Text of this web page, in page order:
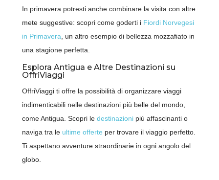
In primavera potresti anche combinare la visita con altre
mete suggestive: scopri come goderti i Fiordi Norvegesi
in Primavera, un altro esempio di bellezza mozzafiato in
una stagione perfetta.
Esplora Antigua e Altre Destinazioni su
OffriViaggi
OffriViaggi ti offre la possibilità di organizzare viaggi
indimenticabili nelle destinazioni più belle del mondo,
come Antigua. Scopri le destinazionipiù affascinanti o
naviga tra le ultime offerte per trovare il viaggio perfetto.
Ti aspettano avventure straordinarie in ogni angolo del
globo.